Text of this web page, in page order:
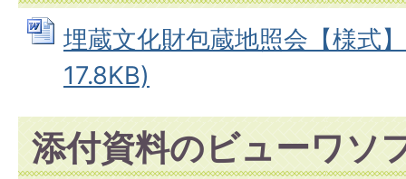
埋蔵文化財包蔵地照会【様式
17.8KB)
添付資料のビューワソ